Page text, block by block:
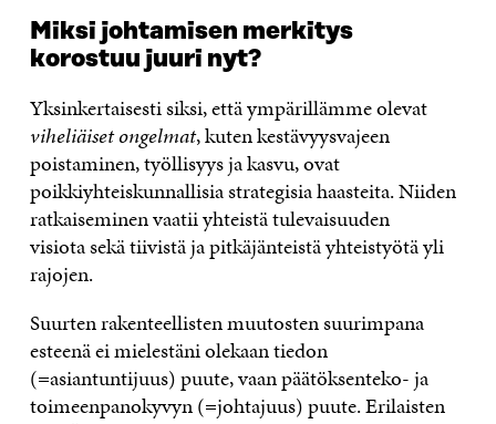
Miksi johtamisen merkitys
korostuu juuri nyt?
Yksinkertaisesti siksi, että ympärillämme olevat
viheliäiset ongelmat, kuten kestävyysvajeen
poistaminen, työllisyys ja kasvu, ovat
poikkiyhteiskunnallisia strategisia haasteita. Niiden
ratkaiseminen vaatii yhteistä tulevaisuuden
visiota sekä tiivistä ja pitkäjänteistä yhteistyötä yli
rajojen.
Suurten rakenteellisten muutosten suurimpana
esteenä ei mielestäni olekaan tiedon
(=asiantuntijuus) puute, vaan päätöksenteko- ja
toimeenpanokyvyn (=johtajuus) puute. Erilaisten